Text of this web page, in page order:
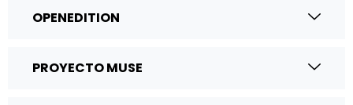
OPENEDITION
PROYECTO MUSE